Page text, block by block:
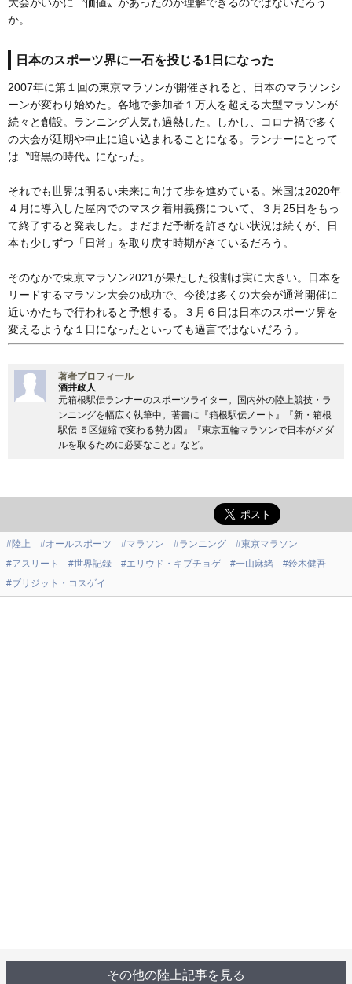
か。
日本のスポーツ界に一石を投じる1日になった
2007年に第１回の東京マラソンが開催されると、日本のマラソンシ
ーンが変わり始めた。各地で参加者１万人を超える大型マラソンが
続々と創設。ランニング人気も過熱した。しかし、コロナ禍で多く
の大会が延期や中止に追い込まれることになる。ランナーにとって
は〝暗黒の時代〟になった。
それでも世界は明るい未来に向けて歩を進めている。米国は2020年
４月に導入した屋内でのマスク着用義務について、３月25日をもっ
て終了すると発表した。まだまだ予断を許さない状況は続くが、日
本も少しずつ「日常」を取り戻す時期がきているだろう。
そのなかで東京マラソン2021が果たした役割は実に大きい。日本を
リードするマラソン大会の成功で、今後は多くの大会が通常開催に
近いかたちで行われると予想する。３月６日は日本のスポーツ界を
変えるような１日になったといっても過言ではないだろう。
著者プロフィール
酒井政人
元箱根駅伝ランナーのスポーツライター。国内外の陸上競技・ラ
ンニングを幅広く執筆中。著書に『箱根駅伝ノート』『新・箱根
駅伝 ５区短縮で変わる勢力図』『東京五輪マラソンで日本がメダ
ルを取るために必要なこと』など。
#陸上 #オールスポーツ #マラソン #ランニング
#東京マラソン
#アスリート
#世界記録 #エリウド・キプチョゲ #一山麻緒
#鈴木健吾
#ブリジット・コスゲイ
その他の陸上記事を見る